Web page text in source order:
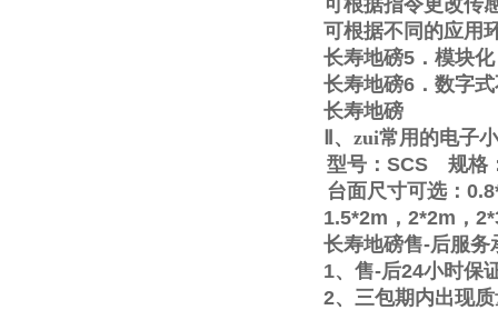
可根据指令更改传
可根据不同的应用
长寿地磅5 ．模块
长寿地磅6 ．数字
长寿地磅
、zui常用的电子
型号： SCS
规格
台面尺寸可选：
1.5*2m ， 2*2m ，
长寿地磅售-后服务
1、售-后24小时保
2、三包期内出现